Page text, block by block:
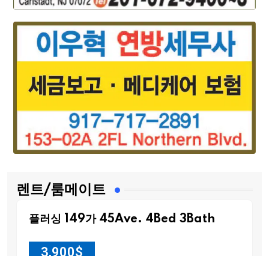
렌트/룸메이트
플러싱 149가 45Ave. 4Bed 3Bath
3,900$